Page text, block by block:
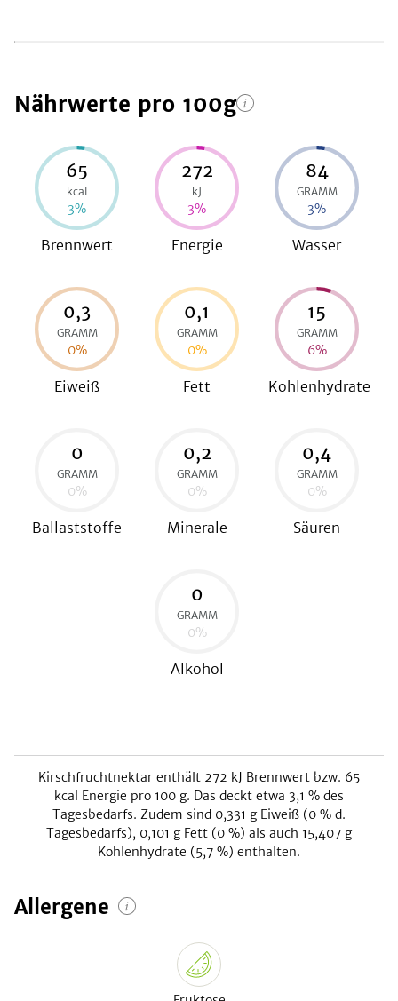
Nährwerte pro 100g
65
kcal
3%
Brennwert
272
kJ
3%
Energie
84
GRAMM
3%
Wasser
0,3
GRAMM
0%
Eiweiß
0,1
GRAMM
0%
Fett
15
GRAMM
6%
Kohlenhydrate
0
GRAMM
0%
Ballaststoffe
0,2
GRAMM
0%
Minerale
0,4
GRAMM
0%
Säuren
0
GRAMM
0%
Alkohol
Kirschfruchtnektar enthält 272 kJ Brennwert bzw. 65
kcal Energie pro 100 g. Das deckt etwa 3,1 % des
Tagesbedarfs. Zudem sind 0,331 g Eiweiß (0 % d.
Tagesbedarfs), 0,101 g Fett (0 %) als auch 15,407 g
Kohlenhydrate (5,7 %) enthalten.
Allergene